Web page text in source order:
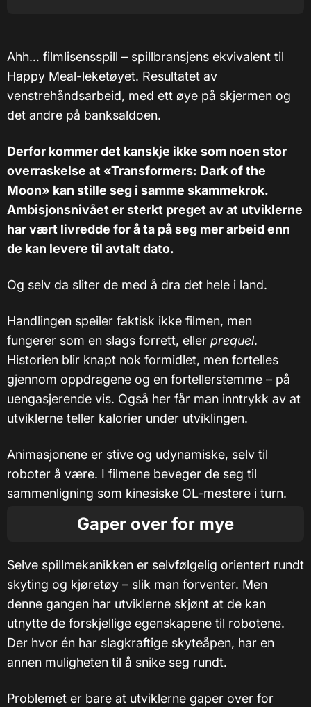
Ahh… filmlisensspill – spillbransjens ekvivalent til
Happy Meal-leketøyet. Resultatet av
venstrehåndsarbeid, med ett øye på skjermen og
det andre på banksaldoen.
Derfor kommer det kanskje ikke som noen stor
overraskelse at «Transformers: Dark of the
Moon» kan stille seg i samme skammekrok.
Ambisjonsnivået er sterkt preget av at utviklerne
har vært livredde for å ta på seg mer arbeid enn
de kan levere til avtalt dato.
Og selv da sliter de med å dra det hele i land.
Handlingen speiler faktisk ikke filmen, men
fungerer som en slags forrett, eller prequel.
Historien blir knapt nok formidlet, men fortelles
gjennom oppdragene og en fortellerstemme – på
uengasjerende vis. Også her får man inntrykk av at
utviklerne teller kalorier under utviklingen.
Animasjonene er stive og udynamiske, selv til
roboter å være. I filmene beveger de seg til
sammenligning som kinesiske OL-mestere i turn.
Gaper over for mye
Selve spillmekanikken er selvfølgelig orientert rundt
skyting og kjøretøy – slik man forventer. Men
denne gangen har utviklerne skjønt at de kan
utnytte de forskjellige egenskapene til robotene.
Der hvor én har slagkraftige skyteåpen, har en
annen muligheten til å snike seg rundt.
Problemet er bare at utviklerne gaper over for